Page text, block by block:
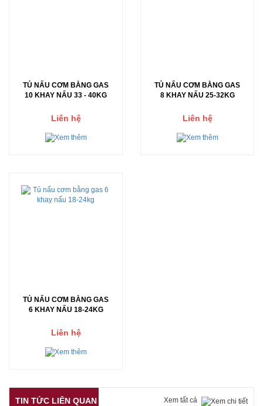
TỦ NẤU CƠM BẰNG GAS
10 KHAY NẤU 33 - 40KG
Liên hệ
TỦ NẤU CƠM BẰNG GAS
8 KHAY NẤU 25-32KG
Liên hệ
TỦ NẤU CƠM BẰNG GAS
6 KHAY NẤU 18-24KG
Liên hệ
TIN TỨC LIÊN QUAN Xem tất cả